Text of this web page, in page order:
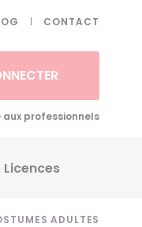
CONTACT
aux professionnels
Licences
ADULTES